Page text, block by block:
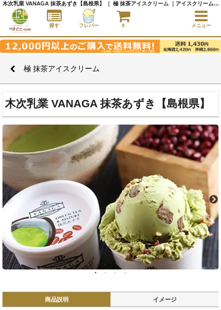
極 抹茶アイスクリーム
木次乳業 VANAGA 抹茶あずき【島根県】
商品説明 イメージ
木次乳業 VANAGA 抹茶あずき【島根県】 ｜ 極 抹茶アイスクリーム ｜アイスクリーム通販サイト｜アイスクリームギフト│全国にご当地アイスをお届け - やまざと.com
探す フレバー 0 メニュー